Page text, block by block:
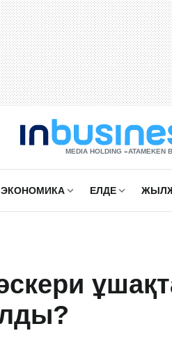
MEDIA HOLDING «ATAMEKЕN
ЭКОНОМИКА ЕЛДЕ